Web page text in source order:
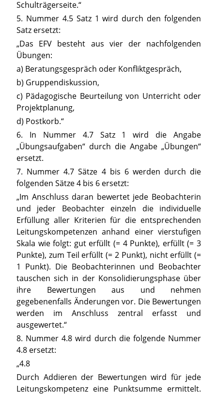
Schulträgerseite.“
5. Nummer 4.5 Satz 1 wird durch den folgenden
Satz ersetzt:
„Das EFV besteht aus vier der nachfolgenden
Übungen:
a) Beratungsgespräch oder Konfliktgespräch,
b) Gruppendiskussion,
c) Pädagogische Beurteilung von Unterricht oder
Projektplanung,
d) Postkorb.“
6. In Nummer 4.7 Satz 1 wird die Angabe
„Übungsaufgaben“ durch die Angabe „Übungen“
ersetzt.
7. Nummer 4.7 Sätze 4 bis 6 werden durch die
folgenden Sätze 4 bis 6 ersetzt:
„Im Anschluss daran bewertet jede Beobachterin
und jeder Beobachter einzeln die individuelle
Erfüllung aller Kriterien für die entsprechenden
Leitungskompetenzen anhand einer vierstufigen
Skala wie folgt: gut erfüllt (= 4 Punkte), erfüllt (= 3
Punkte), zum Teil erfüllt (= 2 Punkt), nicht erfüllt (=
1 Punkt). Die Beobachterinnen und Beobachter
tauschen sich in der Konsolidierungsphase über
ihre Bewertungen aus und nehmen
gegebenenfalls Änderungen vor. Die Bewertungen
werden im Anschluss zentral erfasst und
ausgewertet.“
8. Nummer 4.8 wird durch die folgende Nummer
4.8 ersetzt:
„4.8
Durch Addieren der Bewertungen wird für jede
Leitungskompetenz eine Punktsumme ermittelt.